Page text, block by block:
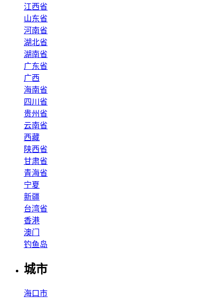
江西省
山东省
河南省
湖北省
湖南省
广东省
广西
海南省
四川省
贵州省
云南省
西藏
陕西省
甘肃省
青海省
宁夏
新疆
台湾省
香港
澳门
钓鱼岛
城市
海口市